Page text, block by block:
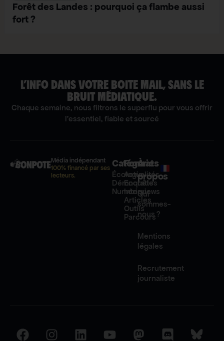
Forêt des Landes : pourquoi ça flambe aussi
fort ?
L’INFO DANS VOTRE BOITE MAIL, SANS LE
BRUIT MÉDIATIQUE.
Chaque semaine, nous filtrons le superflu pour vous offrir
l'essentiel, fiable et sourcé
Média indépendant
100% financé par ses
lecteurs.
Catégories
Écologie
Démocratie
Numérique
Formats
Actualités
Enquêtes
Interviews
Articles
Outils
Parcours
À
propos
Qui
sommes-
nous ?
Mentions
légales
Recrutement
journaliste